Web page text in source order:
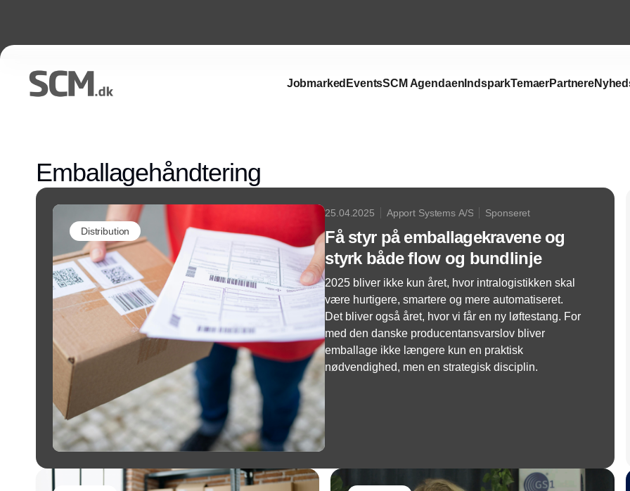
Jobmarked EventsSCM Agendaen IndsparkTemaerPartnere
Emballagehåndtering
Distribution
25.04.2025 Apport Systems A/S Sponseret
Få styr på emballagekravene og
styrk både flow og bundlinje
2025 bliver ikke kun året, hvor intralogistikken skal
være hurtigere, smartere og mere automatiseret.
Det bliver også året, hvor vi får en ny løftestang. For
med den danske producentansvarslov bliver
emballage ikke længere kun en praktisk
nødvendighed, men en strategisk disciplin.